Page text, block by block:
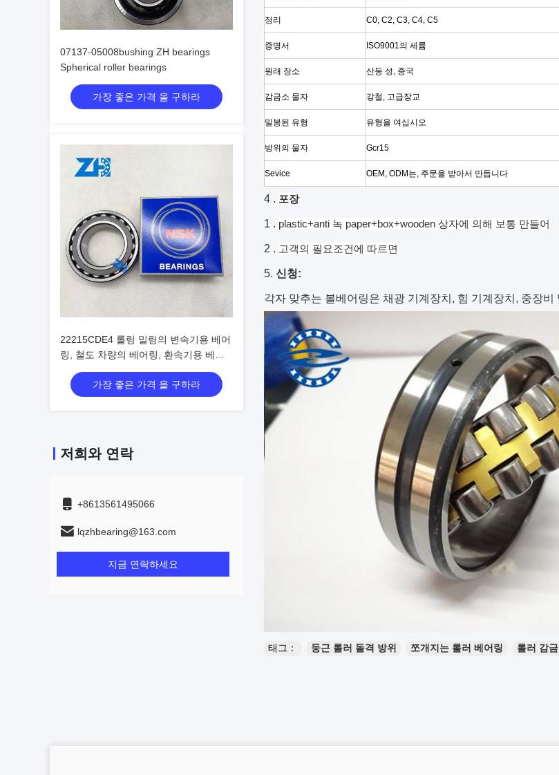
07137-05008bushing ZH bearings
Spherical roller bearings
가장 좋은 가격 을 구하라
22215CDE4 롤링 밀링의 변속기용 베어
링, 철도 차량의 베어링, 환속기용 베어
링, 종이 기계용 베어링, 구형 롤러 베어
가장 좋은 가격 을 구하라
저희와 연락
+8613561495066
lqzhbearing@163.com
지금 연락하세요
정리 C0, C2, C3, C4, C5
증명서 ISO9001의 세륨
원래 장소 산둥 성, 중국
감금소 물자 강철, 고급장교
밀봉된 유형 유형을 여십시오
방위의 물자 Gcr15
Sevice OEM, ODM는, 주문을 받아서 만듭니다
4 . 포장
1 . plastic+anti 녹 paper+box+wooden 상자에 의해 보통 만들어
2 . 고객의 필요조건에 따르면
5. 신청:
각자 맞추는 볼베어링은 채광 기계장치, 힘 기계장치, 중장
태그： 둥근 롤러 돌격 방위 쪼개지는 롤러 베어링 롤러 감